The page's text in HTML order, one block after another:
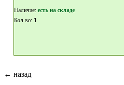
Наличие: eсть на складе
Кол-во: 1
← назад